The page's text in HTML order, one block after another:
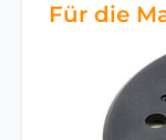
Für die